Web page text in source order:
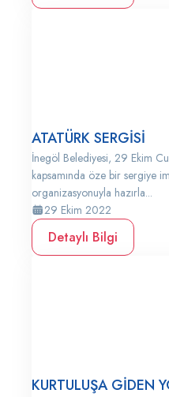
ATATÜRK SERGİSİ
İnegöl Belediyesi, 29 Ekim
kapsamında öze bir sergiye
organizasyonuyla hazırla...
29 Ekim 2022
Detaylı Bilgi
KURTULUŞA GİDEN